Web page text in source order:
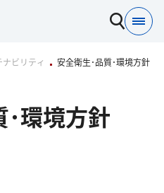
ナビリティ 安全衛生･品質･環境方針
･環境方針